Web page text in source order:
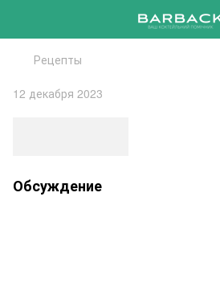
Рецепты
12 декабря 2023
Обсуждение